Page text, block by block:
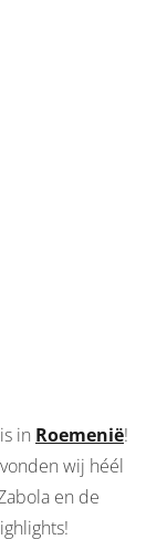
in Roemenië!
wij héél
en de